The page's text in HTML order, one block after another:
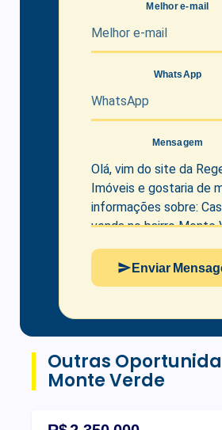
Melhor e-mail
WhatsApp
Mensagem
Enviar
Outras
Monte Verde